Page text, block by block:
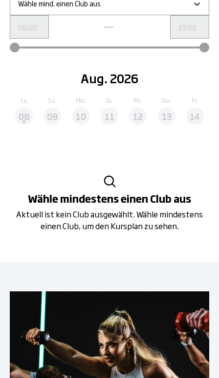
Wähle mind. einen Club aus
Aug. 2026
Sa.
08
So.
09
Mo.
10
Di.
11
Mi.
12
Do.
13
Fr.
14
Wähle mindestens einen Club aus
Aktuell ist kein Club ausgewählt. Wähle mindestens
einen Club, um den Kursplan zu sehen.